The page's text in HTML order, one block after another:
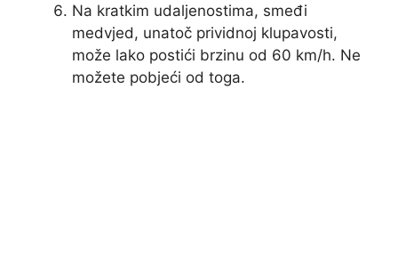
Na kratkim udaljenostima, smeđi
medvjed, unatoč prividnoj klupavosti,
može lako postići brzinu od 60 km/h. Ne
možete pobjeći od toga.